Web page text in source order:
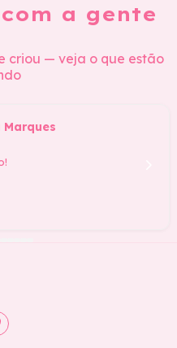
a gente
criou — veja o que estão
Marques